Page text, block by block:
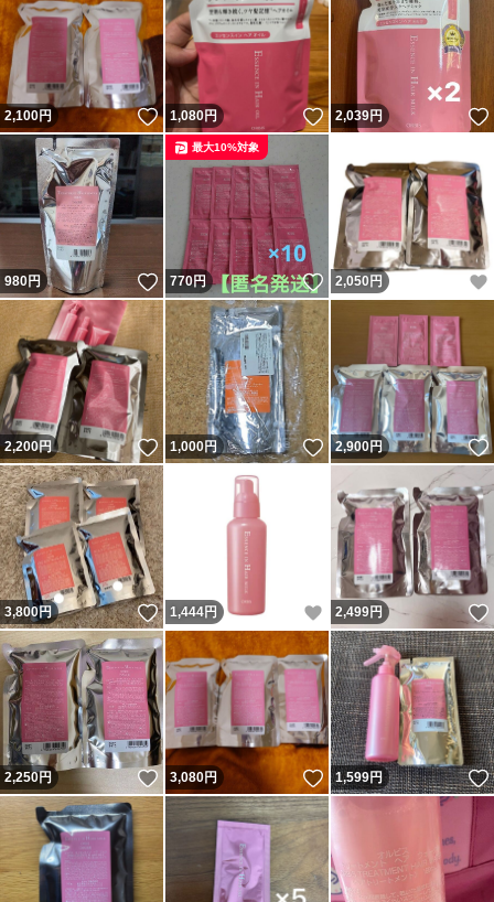
2,100円 いいね！
1,080円 いいね！
2,039円
980円 いいね！
770円 いいね！
最大10%対象
2,050 円
2,200円 いいね！
1,000円 いいね！
2,900円
3,800円 いいね！
1,444円 いいね！
2,499円
2,250円 いいね！
3,080円 いいね！
1,599円